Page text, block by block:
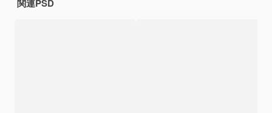
関連PSD